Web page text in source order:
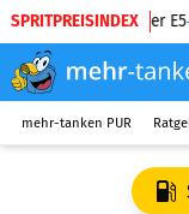
SPRITPREISINDEX
Diesel Super E5
mehr-tanken PUR